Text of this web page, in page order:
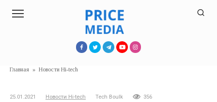
Главная » Новости Hi-tech
25.01.2021 Новости Hi-tech Tech Boulk 356